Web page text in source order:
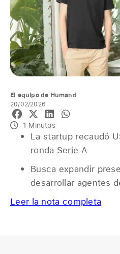
El equipo de Humand
20/02/2026
1 Minutos
La startup recaudó
ronda Serie A
Busca expandir
desarrollar agentes
Leer la nota completa